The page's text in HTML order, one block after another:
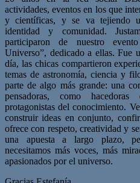
actividades, eventos en los que
y científicas, y se va tejiendo
identidad y comunidad.
participaron de nuestro
Universo”, dedicado a ellas. Fue
día, las chicas compartieron
temas de astronomía, ciencia y
parte de algo más grande: una
pensadoras, como
protagonistas del conocimiento.
construir ideas en conjunto,
ofrece con respeto, creatividad y
una apuesta a largo plazo,
necesitamos más voces, más
apasionados por el universo.